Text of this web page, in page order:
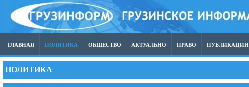
ГЛАВНАЯ ПОЛИТИКА ОБЩЕСТВО АКТУАЛЬНО ПРАВО ПУБЛИКАЦИИ
ПОЛИТИКА